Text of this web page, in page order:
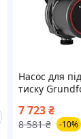
Насос для
тиску
7 723₴
8 581 ₴ -10%